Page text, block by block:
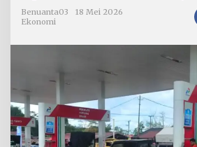
a
a
g
a
Benuanta03
18 Mei 2026
Ekonomi